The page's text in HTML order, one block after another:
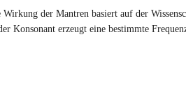
der Mantren basiert auf der
Konsonant erzeugt eine bestimmte